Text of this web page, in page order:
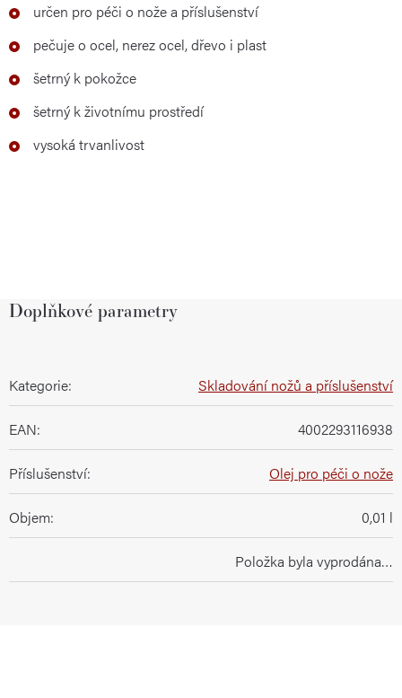
určen pro péči o nože a příslušenství
pečuje o ocel, nerez ocel, dřevo i plast
šetrný k pokožce
šetrný k životnímu prostředí
vysoká trvanlivost
Doplňkové parametry
Kategorie: Skladování nožů a příslušenství
EAN: 4002293116938
Příslušenství: Olej pro péči o nože
Objem: 0,01 l
Položka byla vyprodána…